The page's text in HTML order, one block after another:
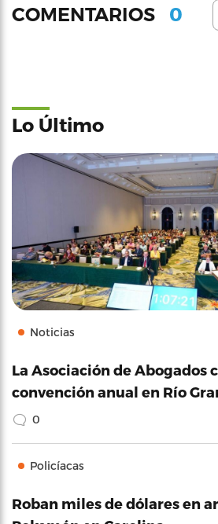
COMENTARIOS 0
Lo Último
Noticias
La Asociación de Abogados
convención anual en Río
0
Policíacas
Roban miles de dólares en